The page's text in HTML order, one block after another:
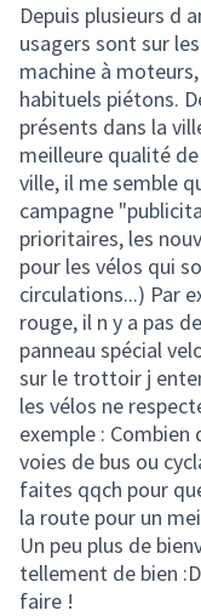
Depuis plusieurs d
usagers sont sur
machine à
habituels piétons.
présents dans la
meilleure qualité
ville, il me semble
campagne
prioritaires, les
pour les vélos qui
circulations...) Par
rouge, il n y a pas
panneau spécial
sur le trottoir j
les vélos ne
exemple :
voies de bus ou
faites qqch pour
la route pour un
Un peu plus de
tellement de bien
faire !